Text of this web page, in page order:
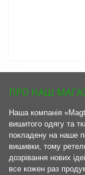
ПРО НАШ
Наша компанія
вишитого одягу та
покладену на наше
вишивки, тому
дозрівання нових
все кожен раз